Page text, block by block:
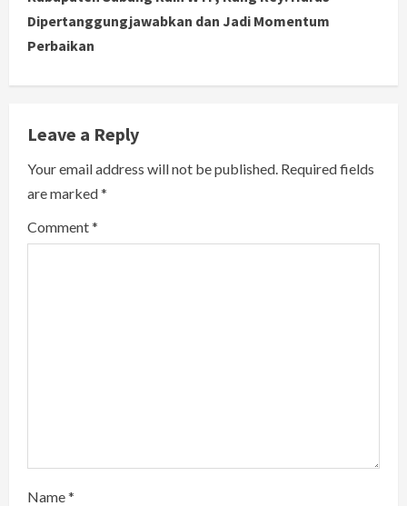
i
n
u
e
R
e
Dipertanggungjawabkan dan Jadi Momentum
Perbaikan
Leave a Reply
Your email address will not be published. Required fields
are marked*
Comment*
Name*